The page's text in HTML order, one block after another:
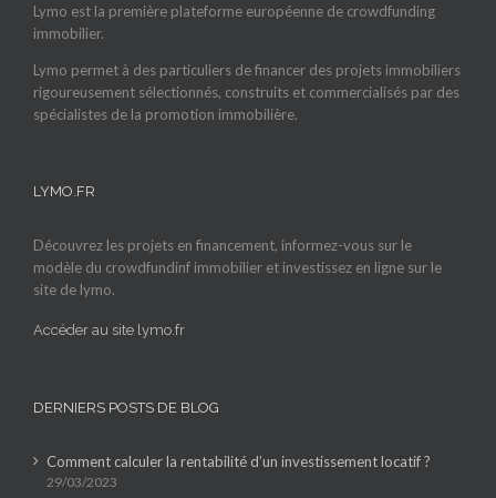
Lymo est la première plateforme européenne de crowdfunding
immobilier.
Lymo permet à des particuliers de financer des projets immobiliers
rigoureusement sélectionnés, construits et commercialisés par des
spécialistes de la promotion immobilière.
LYMO.FR
Découvrez les projets en financement, informez-vous sur le
modèle du crowdfundinf immobilier et investissez en ligne sur le
site de lymo.
Accéder au site lymo.fr
DERNIERS POSTS DE BLOG
Comment calculer la rentabilité d’un investissement locatif ?
29/03/2023